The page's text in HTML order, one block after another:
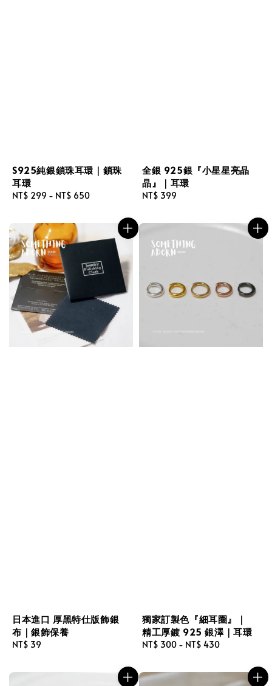
S925純銀鎖珠耳環｜鎖珠
耳環
Regular
NT$ 299 - NT$ 650
全銀 925銀『小星星亮晶
晶』｜耳環
Regular
NT$ 399
日本進口 厚黑特仕版飾銀
布｜銀飾保養
Regular
NT$ 39
獨家訂製色『細耳圈』｜
精工厚鍍 925 銀澤｜耳環
Regular
NT$ 300 - NT$ 430